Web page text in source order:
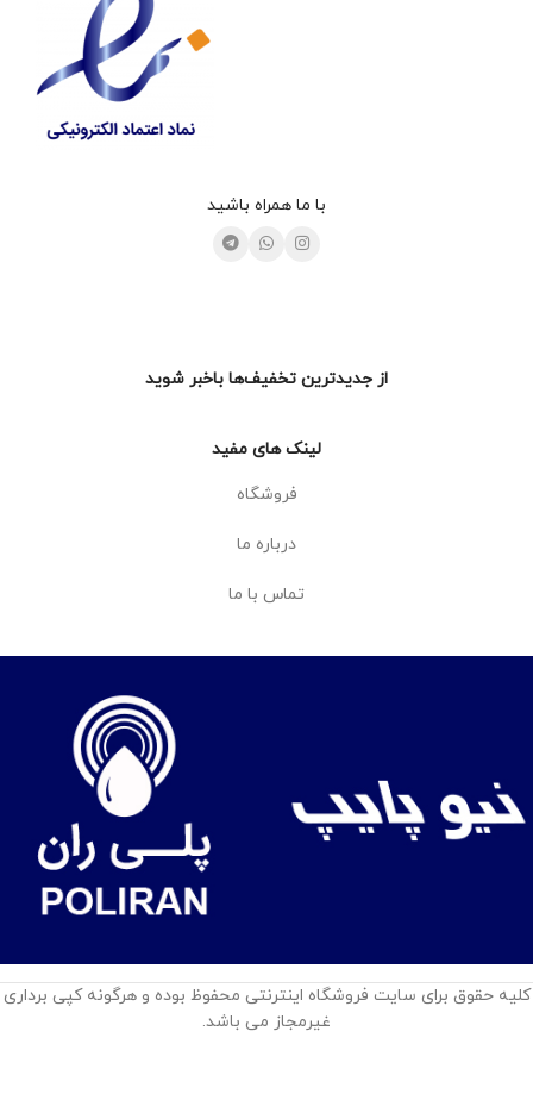
با ما همراه باشید
از جدیدترین تخفیف‌ها باخبر شوید
لینک های مفید
فروشگاه
درباره ما
تماس با ما
کلیه حقوق برای سایت فروشگاه اینترنتی محفوظ بوده و هرگونه کپی برداری
غیرمجاز می باشد.